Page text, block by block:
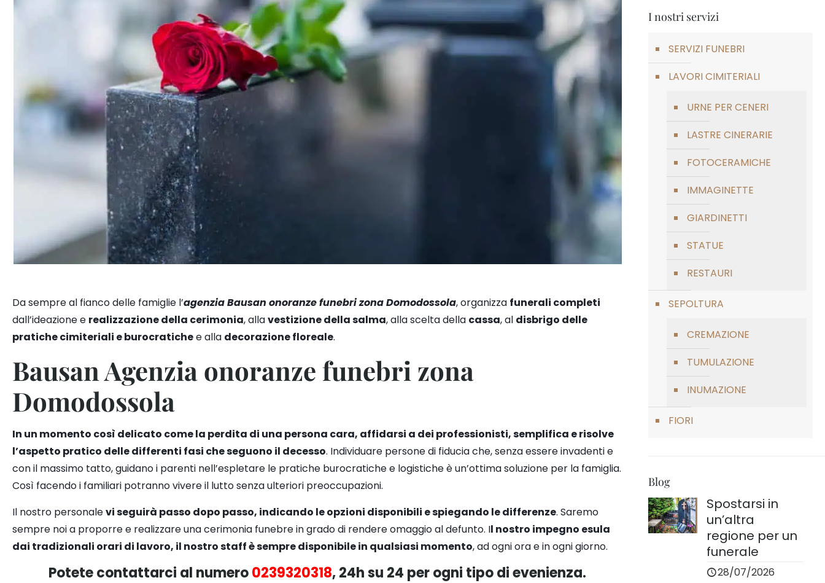
Da sempre al fianco delle famiglie l’agenzia Bausan onoranze funebri zona Domodossola, organizza funerali completi
dall’ideazione e realizzazione della cerimonia, allavestizione della salma, alla scelta della cassa, al disbrigo delle
pratiche cimiteriali e burocratichee alla decorazione floreale.
Bausan Agenzia onoranze funebri zona
Domodossola
In un momento così delicato come la perdita di una persona cara, affidarsi a dei professionisti, semplifica e risolve
l’aspetto pratico delle differenti fasi che seguono il decesso. Individuare persone di fiducia che, senza essere invadenti e
con il massimo tatto,guidano i parenti nell’espletare le pratiche burocratiche e logistiche è un’ottima soluzione per la famiglia.
Così facendo i familiari potranno vivere il lutto senza ulteriori preoccupazioni.
Il nostro personalevi seguirà passo dopo passo, indicando le opzioni disponibili e spiegando le differenze. Saremo
sempre noi a proporre e realizzare una cerimonia funebre in grado di rendere omaggio al defunto. Il nostro impegno esula
dai tradizionali orari di lavoro, il nostro staff è sempre disponibile in qualsiasi momento, ad ogni ora e in ogni giorno.
Potete contattarci al numero0239320318, 24h su 24 per ogni tipo di evenienza.
I nostri servizi
SERVIZI FUNEBRI
LAVORI CIMITERIALI
URNE PER CENERI
LASTRE CINERARIE
FOTOCERAMICHE
IMMAGINETTE
GIARDINETTI
STATUE
RESTAURI
SEPOLTURA
CREMAZIONE
TUMULAZIONE
INUMAZIONE
FIORI
Blog
Spostarsi in
un’altra
regione per un
funerale
28/07/2026